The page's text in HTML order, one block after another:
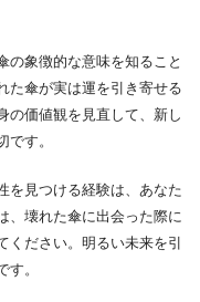
の象徴的な意味を知ること
た傘が実は運を引き寄せる
の価値観を見直して、新し
す。
を見つける経験は、あなた
、壊れた傘に出会った際に
ください。明るい未来を引
。